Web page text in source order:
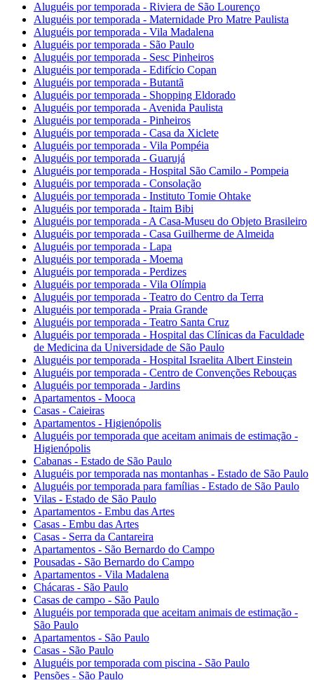
Aluguéis por temporada - Riviera de São Lourenço
Aluguéis por temporada - Maternidade Pro Matre Paulista
Aluguéis por temporada - Vila Madalena
Aluguéis por temporada - São Paulo
Aluguéis por temporada - Sesc Pinheiros
Aluguéis por temporada - Edifício Copan
Aluguéis por temporada - Butantã
Aluguéis por temporada - Shopping Eldorado
Aluguéis por temporada - Avenida Paulista
Aluguéis por temporada - Pinheiros
Aluguéis por temporada - Casa da Xiclete
Aluguéis por temporada - Vila Pompéia
Aluguéis por temporada - Guarujá
Aluguéis por temporada - Hospital São Camilo - Pompeia
Aluguéis por temporada - Consolação
Aluguéis por temporada - Instituto Tomie Ohtake
Aluguéis por temporada - Itaim Bibi
Aluguéis por temporada - A Casa-Museu do Objeto Brasileiro
Aluguéis por temporada - Casa Guilherme de Almeida
Aluguéis por temporada - Lapa
Aluguéis por temporada - Moema
Aluguéis por temporada - Perdizes
Aluguéis por temporada - Vila Olímpia
Aluguéis por temporada - Teatro do Centro da Terra
Aluguéis por temporada - Praia Grande
Aluguéis por temporada - Teatro Santa Cruz
Aluguéis por temporada - Hospital das Clínicas da Faculdade
de Medicina da Universidade de São Paulo
Aluguéis por temporada - Hospital Israelita Albert Einstein
Aluguéis por temporada - Centro de Convenções Rebouças
Aluguéis por temporada - Jardins
Apartamentos - Mooca
Casas - Caieiras
Apartamentos - Higienópolis
Aluguéis por temporada que aceitam animais de estimação -
Higienópolis
Cabanas - Estado de São Paulo
Aluguéis por temporada nas montanhas - Estado de São Paulo
Aluguéis por temporada para famílias - Estado de São Paulo
Vilas - Estado de São Paulo
Apartamentos - Embu das Artes
Casas - Embu das Artes
Casas - Serra da Cantareira
Apartamentos - São Bernardo do Campo
Pousadas - São Bernardo do Campo
Apartamentos - Vila Madalena
Chácaras - São Paulo
Casas de campo - São Paulo
Aluguéis por temporada que aceitam animais de estimação -
São Paulo
Apartamentos - São Paulo
Casas - São Paulo
Aluguéis por temporada com piscina - São Paulo
Pensões - São Paulo